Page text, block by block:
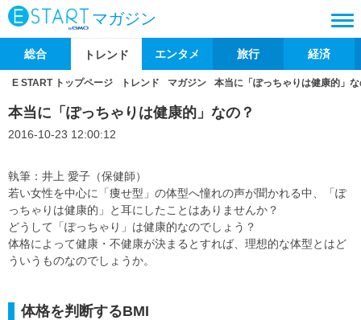
マガジン
総合 トレンド エンタメ 旅行 経済
E START トップページ トレンド マガジン 本当に「ぽっちゃりは健康的」
本当に「ぽっちゃりは健康的」なの？
2016-10-23 12:00:12
執筆：井上 愛子（保健師）
若い女性を中心に「痩せ型」の体型へ憧れの声が聞かれる中、「ぽ
っちゃりは健康的」と耳にしたことはありませんか？
どうして「ぽっちゃり」は健康的なのでしょう？
体格によって健康・不健康が決まるとすれば、理想的な体型とはど
ういうものなのでしょうか。
体格を判断するBMI